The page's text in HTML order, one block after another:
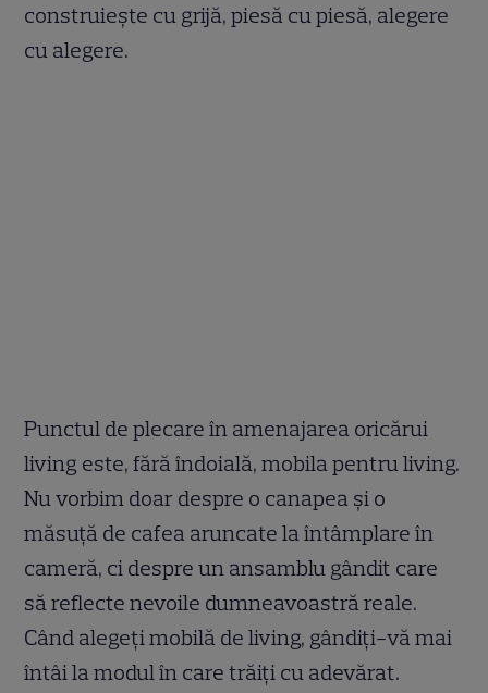
construiește cu grijă, piesă cu piesă, alegere
cu alegere.
Punctul de plecare în amenajarea oricărui
living este, fără îndoială, mobila pentru living.
Nu vorbim doar despre o canapea și o
măsuță de cafea aruncate la întâmplare în
cameră, ci despre un ansamblu gândit care
să reflecte nevoile dumneavoastră reale.
Când alegeți mobilă de living, gândiți-vă mai
întâi la modul în care trăiți cu adevărat.